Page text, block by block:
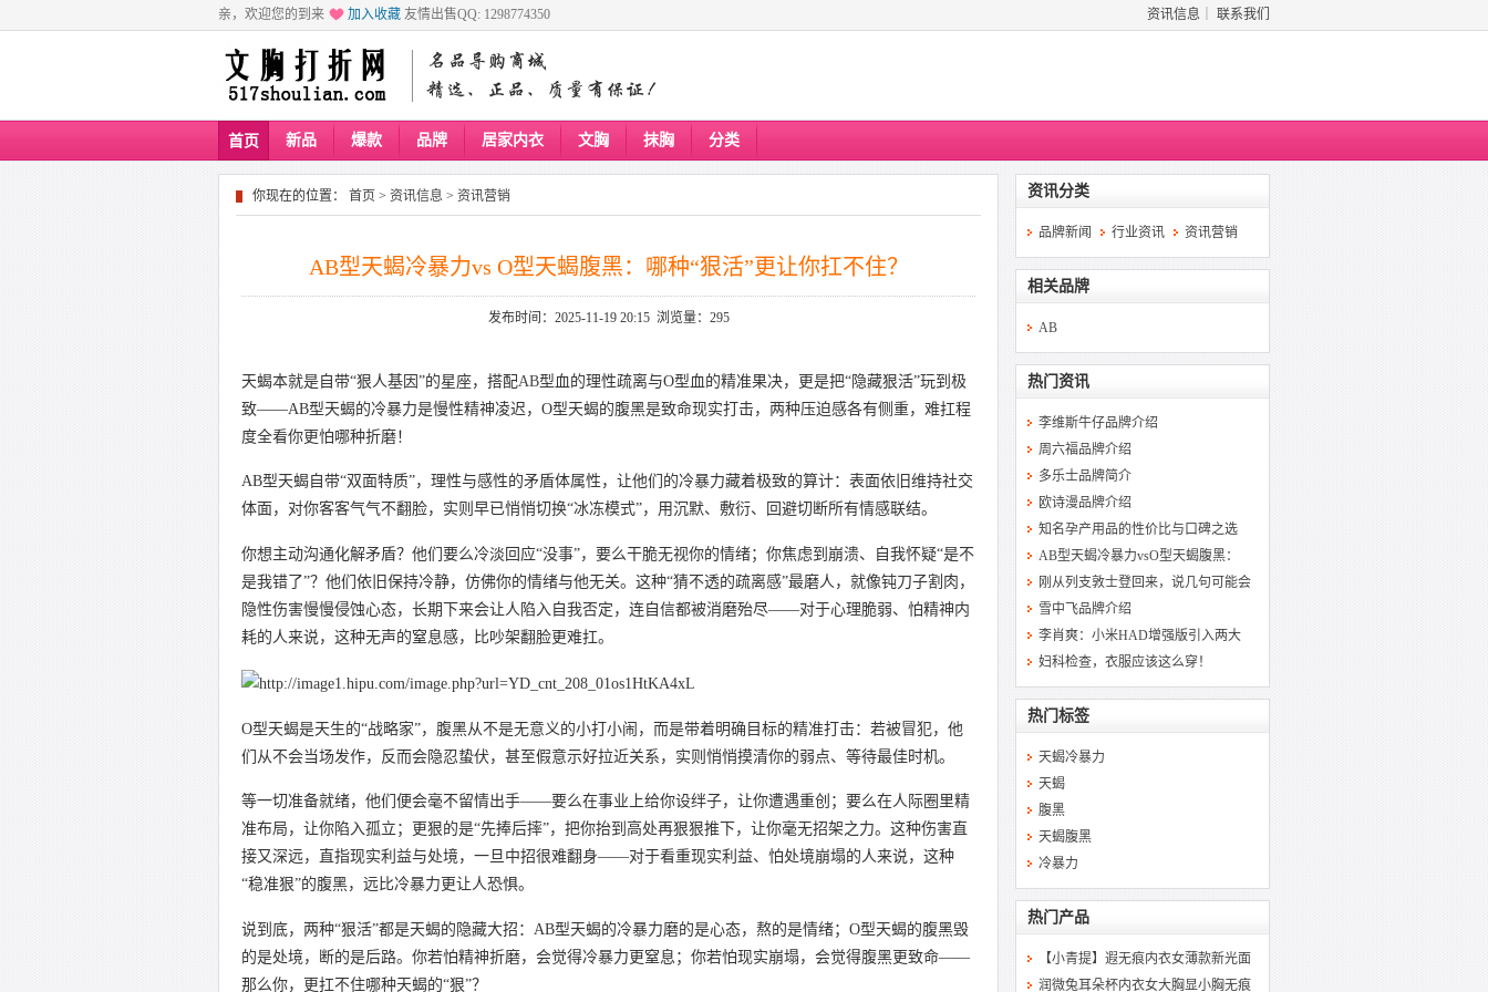
亲，欢迎您的到来 加入收藏 友情出售QQ: 1298774350 资讯信息 联系我们
首页 新品 爆款 品牌 居家内衣 文胸 抹胸 分类
你现在的位置： 首页 > 资讯信息 > 资讯营销
AB型天蝎冷暴力vs O型天蝎腹黑：哪种“狠活”更让你扛不住？
发布时间：2025-11-19 20:15 浏览量：295
天蝎本就是自带“狠人基因”的星座，搭配AB型血的理性疏离与O型血的精准果决，更是把“隐藏狠活”玩到极
致——AB型天蝎的冷暴力是慢性精神凌迟，O型天蝎的腹黑是致命现实打击，两种压迫感各有侧重，难扛程
度全看你更怕哪种折磨！
AB型天蝎自带“双面特质”，理性与感性的矛盾体属性，让他们的冷暴力藏着极致的算计：表面依旧维持社交
体面，对你客客气气不翻脸，实则早已悄悄切换“冰冻模式”，用沉默、敷衍、回避切断所有情感联结。
你想主动沟通化解矛盾？他们要么冷淡回应“没事”，要么干脆无视你的情绪；你焦虑到崩溃、自我怀疑“是不
是我错了”？他们依旧保持冷静，仿佛你的情绪与他无关。这种“猜不透的疏离感”最磨人，就像钝刀子割肉，
隐性伤害慢慢侵蚀心态，长期下来会让人陷入自我否定，连自信都被消磨殆尽——对于心理脆弱、怕精神内
耗的人来说，这种无声的窒息感，比吵架翻脸更难扛。
O型天蝎是天生的“战略家”，腹黑从不是无意义的小打小闹，而是带着明确目标的精准打击：若被冒犯，他
们从不会当场发作，反而会隐忍蛰伏，甚至假意示好拉近关系，实则悄悄摸清你的弱点、等待最佳时机。
等一切准备就绪，他们便会毫不留情出手——要么在事业上给你设绊子，让你遭遇重创；要么在人际圈里精
准布局，让你陷入孤立；更狠的是“先捧后摔”，把你抬到高处再狠狠推下，让你毫无招架之力。这种伤害直
接又深远，直指现实利益与处境，一旦中招很难翻身——对于看重现实利益、怕处境崩塌的人来说，这种
“稳准狠”的腹黑，远比冷暴力更让人恐惧。
说到底，两种“狠活”都是天蝎的隐藏大招：AB型天蝎的冷暴力磨的是心态，熬的是情绪；O型天蝎的腹黑毁
的是处境，断的是后路。你若怕精神折磨，会觉得冷暴力更窒息；你若怕现实崩塌，会觉得腹黑更致命——
那么你，更扛不住哪种天蝎的“狠”？
资讯分类
品牌新闻 行业资讯 资讯营销
相关品牌
AB
热门资讯
李维斯牛仔品牌介绍
周六福品牌介绍
多乐士品牌简介
欧诗漫品牌介绍
知名孕产用品的性价比与口碑之选
AB型天蝎冷暴力vsO型天蝎腹黑：
刚从列支敦士登回来，说几句可能会
雪中飞品牌介绍
李肖爽：小米HAD增强版引入两大
妇科检查，衣服应该这么穿！
热门标签
天蝎冷暴力
天蝎
腹黑
天蝎腹黑
冷暴力
热门产品
【小青提】遐无痕内衣女薄款新光面
润微兔耳朵杯内衣女大胸显小胸无痕